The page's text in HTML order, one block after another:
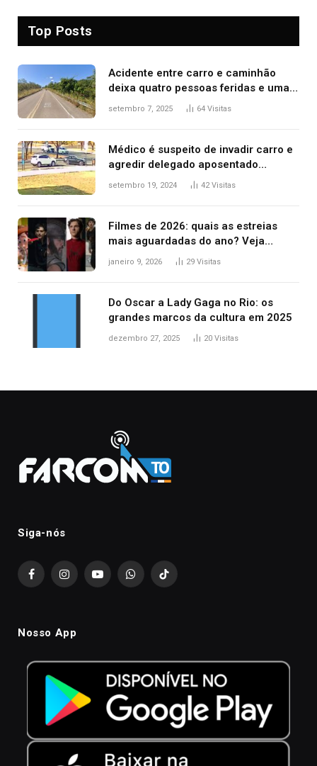
Top Posts
Acidente entre carro e caminhão
deixa quatro pessoas feridas e uma
mulher morta na TO-070
setembro 7, 2025 64 Visitas
Médico é suspeito de invadir carro e
agredir delegado aposentado
durante confusão no trânsito
setembro 19, 2024 42Visitas
Filmes de 2026: quais as estreias
mais aguardadas do ano? Veja
principais lançamentos do cinema
janeiro 9, 2026 29 Visitas
Do Oscar a Lady Gaga no Rio: os
grandes marcos da cultura em 2025
dezembro 27, 2025 20 Visitas
Siga-nós
FacebookInstagramYouTubeWhatsAppTikTok
Nosso App